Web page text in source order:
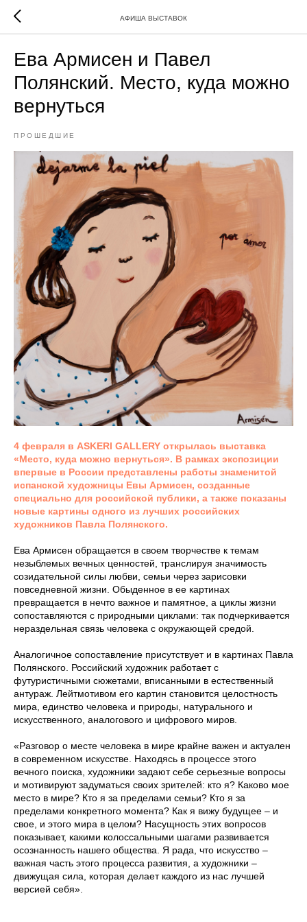
АФИША ВЫСТАВОК
Ева Армисен и Павел
Полянский. Место, куда можно
вернуться
ПРОШЕДШИЕ
4 февраля в ASKERI GALLERY открылась выставка
«Место, куда можно вернуться». В рамках экспозиции
впервые в России представлены работы знаменитой
испанской художницы Евы Армисен, созданные
специально для российской публики, а также показаны
новые картины одного из лучших российских
художников Павла Полянского.
Ева Армисен обращается в своем творчестве к темам
незыблемых вечных ценностей, транслируя значимость
созидательной силы любви, семьи через зарисовки
повседневной жизни. Обыденное в ее картинах
превращается в нечто важное и памятное, а циклы жизни
сопоставляются с природными циклами: так подчеркивается
нераздельная связь человека с окружающей средой.
Аналогичное сопоставление присутствует и в картинах Павла
Полянского. Российский художник работает с
футуристичными сюжетами, вписанными в естественный
антураж. Лейтмотивом его картин становится целостность
мира, единство человека и природы, натурального и
искусственного, аналогового и цифрового миров.
«Разговор о месте человека в мире крайне важен и актуален
в современном искусстве. Находясь в процессе этого
вечного поиска, художники задают себе серьезные вопросы
и мотивируют задуматься своих зрителей: кто я? Каково мое
место в мире? Кто я за пределами семьи? Кто я за
пределами конкретного момента? Как я вижу будущее – и
свое, и этого мира в целом? Насущность этих вопросов
показывает, какими колоссальными шагами развивается
осознанность нашего общества. Я рада, что искусство –
важная часть этого процесса развития, а художники –
движущая сила, которая делает каждого из нас лучшей
версией себя».